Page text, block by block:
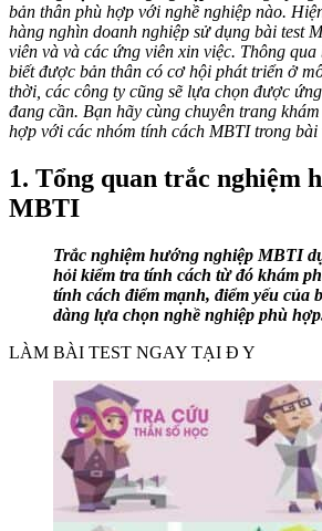
bản thân phù hợp với nghề nghiệp nào.
hàng nghìn doanh nghiệp sử dụng bài test
viên và và các ứng viên xin việc. Thông qua
biết được bản thân có cơ hội phát triển ở
thời, các công ty cũng sẽ lựa chọn được
đang cần. Bạn hãy cùng chuyên trang
hợp với các nhóm tính cách MBTI trong bài
1. Tổng quan trắc nghiệm
MBTI
Trắc nghiệm hướng nghiệp MBTI
hỏi kiểm tra tính cách từ đó khám
tính cách điểm mạnh, điểm yếu của
dàng lựa chọn nghề nghiệp phù
LÀM BÀI TEST NGAY TẠI Đ Y